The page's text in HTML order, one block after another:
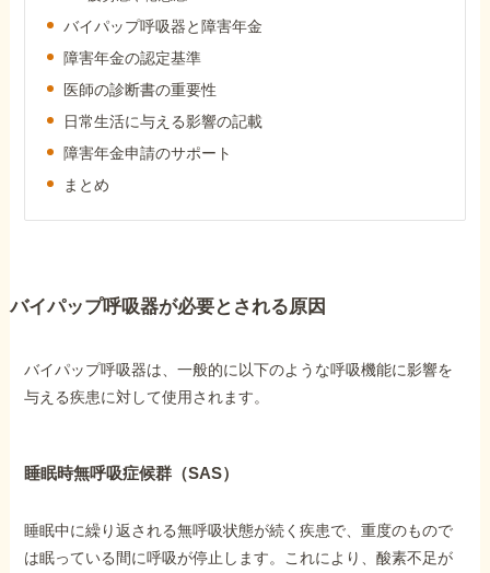
お客様からの感謝のお手紙
当事務所に
依頼するメリット
089-907-3797
受付時間：平日9:00~18:00
バイパップ呼吸器と障害年金
障害年金の認定基準
医師の診断書の重要性
日常生活に与える影響の記載
障害年金申請のサポート
まとめ
バイパップ呼吸器が必要とされる原因
バイパップ呼吸器は、一般的に以下のような呼吸機能に影響を
与える疾患に対して使用されます。
睡眠時無呼吸症候群（SAS）
睡眠中に繰り返される無呼吸状態が続く疾患で、重度のもので
は眠っている間に呼吸が停止します。これにより、酸素不足が